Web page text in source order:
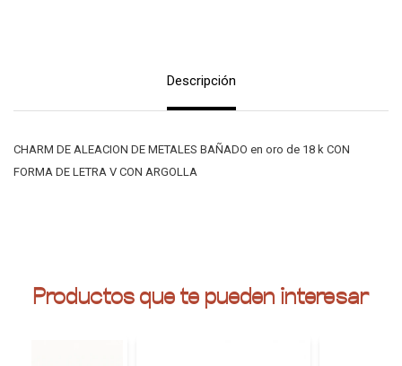
Descripción
CHARM DE ALEACION DE METALES BAÑADO en oro de 18 k CON
FORMA DE LETRA V CON ARGOLLA
Productos que te pueden interesar